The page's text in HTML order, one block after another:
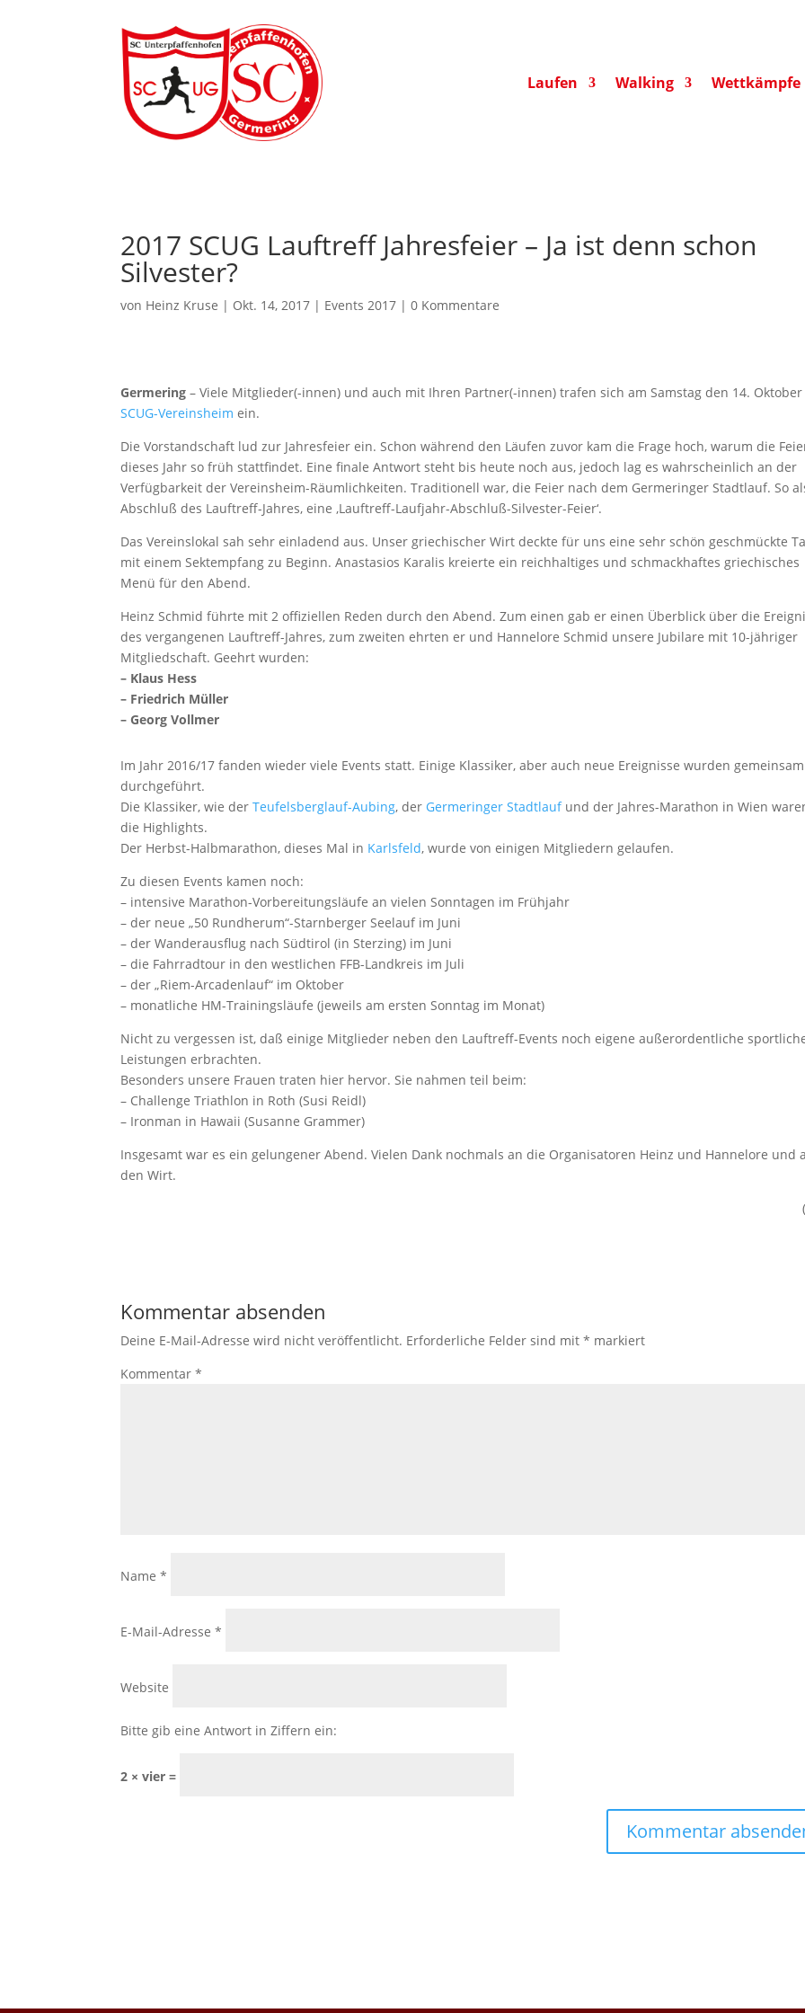
Laufen Walking Wettkämpfe
2017 SCUG Lauftreff Jahresfeier – Ja ist denn schon
Silvester?
von Heinz Kruse | Okt. 14, 2017 | Events 2017 |0 Kommentare
Germering – Viele Mitglieder(-innen) und auch mit Ihren Partner(-innen) trafen sich am Samstag den 14.
SCUG-Vereinsheim ein.
Die Vorstandschaft lud zur Jahresfeier ein. Schon während den Läufen zuvor kam die Frage hoch, warum die
dieses Jahr so früh stattfindet. Eine finale Antwort steht bis heute noch aus, jedoch lag es wahrscheinlich an der
Verfügbarkeit der Vereinsheim-Räumlichkeiten. Traditionell war, die Feier nach dem Germeringer Stadtlauf. So
Abschluß des Lauftreff-Jahres, eine ‚Lauftreff-Laufjahr-Abschluß-Silvester-Feier‘.
Das Vereinslokal sah sehr einladend aus. Unser griechischer Wirt deckte für uns eine sehr schön geschmückte
mit einem Sektempfang zu Beginn. Anastasios Karalis kreierte ein reichhaltiges und schmackhaftes griechisches
Menü für den Abend.
Heinz Schmid führte mit 2 offiziellen Reden durch den Abend. Zum einen gab er einen Überblick über die
des vergangenen Lauftreff-Jahres, zum zweiten ehrten er und Hannelore Schmid unsere Jubilare mit 10-jähriger
Mitgliedschaft. Geehrt wurden:
– Klaus Hess
– Friedrich Müller
– Georg Vollmer
Im Jahr 2016/17 fanden wieder viele Events statt. Einige Klassiker, aber auch neue Ereignisse wurden gemeinsam
durchgeführt.
Die Klassiker, wie derTeufelsberglauf-Aubing, der Germeringer Stadtlaufund der Jahres-Marathon in Wien
die Highlights.
Der Herbst-Halbmarathon, dieses Mal in Karlsfeld, wurde von einigen Mitgliedern gelaufen.
Zu diesen Events kamen noch:
– intensive Marathon-Vorbereitungsläufe an vielen Sonntagen im Frühjahr
– der neue „50 Rundherum“-Starnberger Seelauf im Juni
– der Wanderausflug nach Südtirol (in Sterzing) im Juni
– die Fahrradtour in den westlichen FFB-Landkreis im Juli
– der „Riem-Arcadenlauf“ im Oktober
– monatliche HM-Trainingsläufe (jeweils am ersten Sonntag im Monat)
Nicht zu vergessen ist, daß einige Mitglieder neben den Lauftreff-Events noch eigene außerordentliche
Leistungen erbrachten.
Besonders unsere Frauen traten hier hervor. Sie nahmen teil beim:
– Challenge Triathlon in Roth (Susi Reidl)
– Ironman in Hawaii (Susanne Grammer)
Insgesamt war es ein gelungener Abend. Vielen Dank nochmals an die Organisatoren Heinz und Hannelore und
den Wirt.
Kommentar absenden
Deine E-Mail-Adresse wird nicht veröffentlicht. Erforderliche Felder sind mit* markiert
Kommentar*
Name*
E-Mail-Adresse*
Website
Bitte gib eine Antwort in Ziffern ein:
2 × vier =